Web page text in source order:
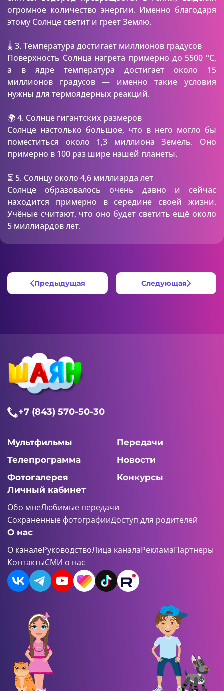
огромное количество энергии. Именно благодаря
этому Солнце светит и греет Землю.
🌡️ 3. Температура достигает миллионов градусов
Поверхность Солнца нагрета примерно до 5500 °C,
а в ядре температура достигает около 15
миллионов градусов — именно такие условия
нужны для термоядерных реакций.
🌍 4. Солнце гигантских размеров
Солнце настолько большое, что в него могло бы
поместиться около 1,3 миллиона Земель. Оно
примерно в 100 раз шире нашей планеты.
⏳ 5. Солнцу около 4,6 миллиарда лет
Солнце образовалось очень давно и сейчас
находится примерно в середине своей жизни.
Учёные считают, что оно будет светить ещё около
5 миллиардов лет.
Предыдущая Следующая
+7 (843) 570-50-30
Мультфильмы
Передачи
Телепрограмма
Новости
Фотогалерея
Конкурсы
Личный кабинет
Обо мнеЛюбимые передачи
Сохраненные фотографииДоступ для родителей
О нас
О каналеРуководствоЛица каналаРекламаПартнеры
КонтактыСМИ о нас